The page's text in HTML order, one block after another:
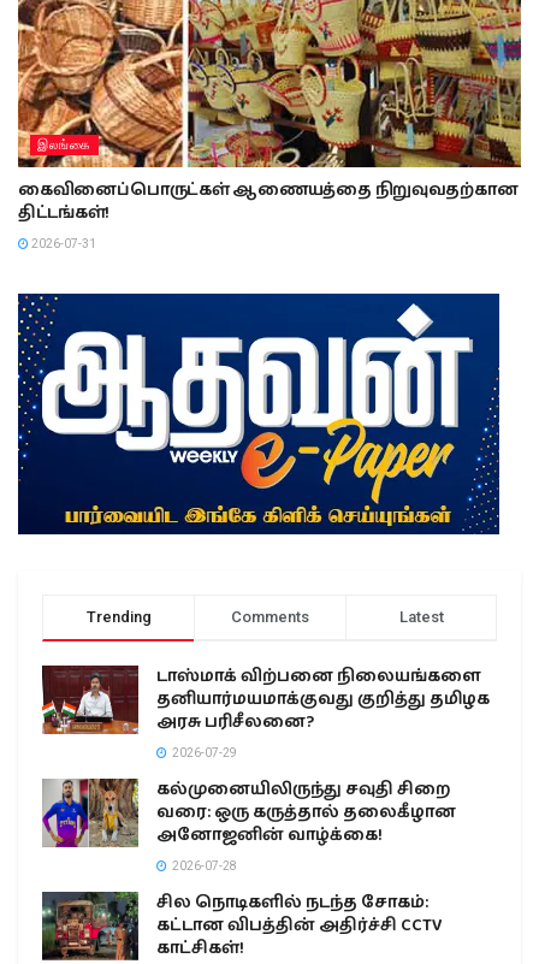
இலங்கை
கைவினைப்பொருட்கள் ஆணையத்தை நிறுவுவதற்கான
திட்டங்கள்!
2026-07-31
Trending Comments Latest
டாஸ்மாக் விற்பனை நிலையங்களை
தனியார்மயமாக்குவது குறித்து தமிழக
அரசு பரிசீலனை?
2026-07-29
கல்முனையிலிருந்து சவுதி சிறை
வரை: ஒரு கருத்தால் தலைகீழான
அனோஜனின் வாழ்க்கை!
2026-07-28
சில நொடிகளில் நடந்த சோகம்:
கட்டான விபத்தின் அதிர்ச்சி CCTV
காட்சிகள்!